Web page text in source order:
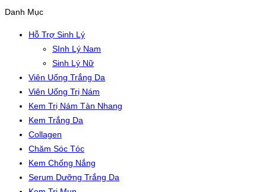
Danh Mục
Hỗ Trợ Sinh Lý
SInh Lý Nam
Sinh Lý Nữ
Viên Uống Trắng Da
Viên Uống Trị Nám
Kem Trị Nám Tàn Nhang
Kem Trắng Da
Collagen
Chăm Sóc Tóc
Kem Chống Nắng
Serum Dưỡng Trắng Da